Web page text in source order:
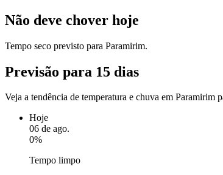
Não deve chover hoje
Tempo seco previsto para Paramirim.
Previsão para 15 dias
Veja a tendência de temperatura e chuva em Paramirim
Hoje
06 de ago.
0%
Tempo limpo